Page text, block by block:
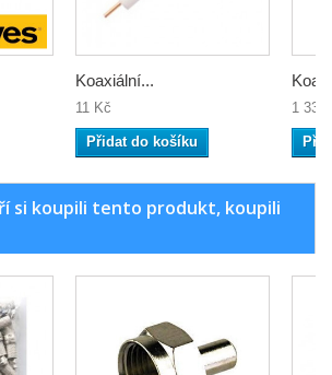
Koaxiální...
11 Kč
Přidat do košíku
1 333
si koupili tento produkt, koupili